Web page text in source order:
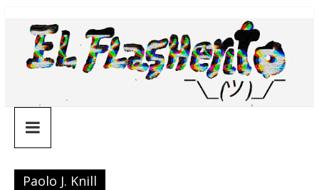
contenido
¯\_(ツ)_/
¯
Paolo J. Knill